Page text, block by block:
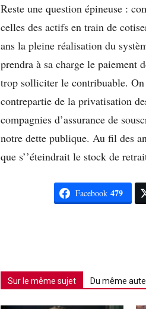
Reste une question épineuse :
celles des actifs en train de
ans la pleine réalisation du
prendra à sa charge le paiement
trop solliciter le contribuable.
contrepartie de la privatisation
compagnies d’assurance de
notre dette publique. Au fil des
que s’’éteindrait le stock de
Facebook 479
Sur le même sujet Du même